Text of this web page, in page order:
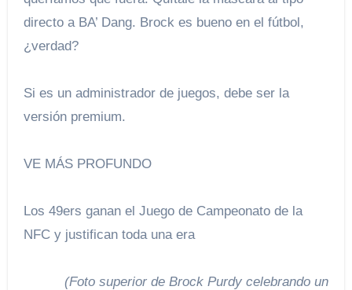
directo a BA’ Dang. Brock es bueno en el fútbol, ​​
¿verdad?
Si es un administrador de juegos, debe ser la
versión premium.
VE MÁS PROFUNDO
Los 49ers ganan el Juego de Campeonato de la
NFC y justifican toda una era
(Foto superior de Brock Purdy celebrando un